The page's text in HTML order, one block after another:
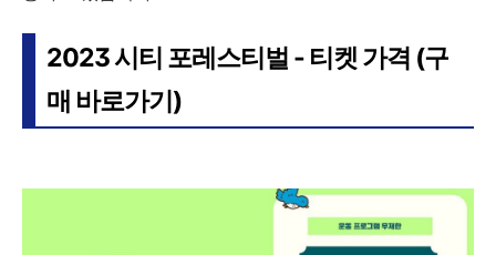
2023 시티 포레스티벌 - 티켓 가격 (구
매 바로가기)